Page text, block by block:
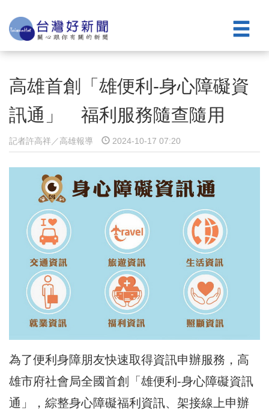
高雄首創「雄便利-身心障礙資
訊通」 福利服務隨查隨用
記者許高祥／高雄報導 2024-10-17 07:20
為了便利身障朋友快速取得資訊申辦服務，高
雄市府社會局全國首創「雄便利-身心障礙資訊
通」，綜整身心障礙福利資訊、架接線上申辦